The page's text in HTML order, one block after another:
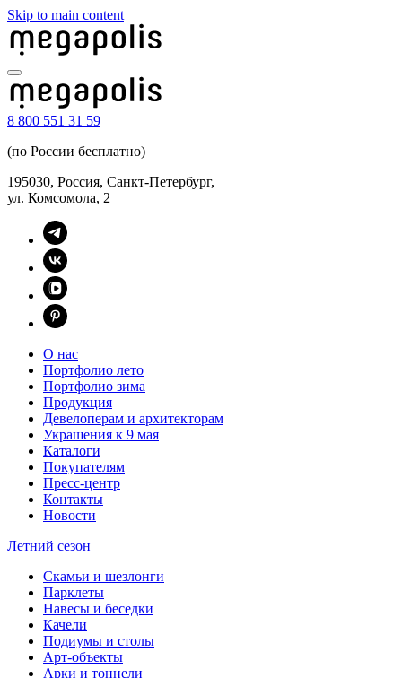
Skip to main content
8 800 551 31 59
(по России бесплатно)
195030, Россия, Санкт-Петербург,
ул. Комсомола, 2
О нас
Портфолио лето
Портфолио зима
Продукция
Девелоперам и архитекторам
Украшения к 9 мая
Каталоги
Покупателям
Пресс-центр
Контакты
Новости
Летний сезон
Скамьи и шезлонги
Парклеты
Навесы и беседки
Качели
Подиумы и столы
Арт-объекты
Арки и тоннели